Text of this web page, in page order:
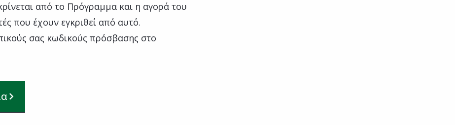
από το Πρόγραμμα και η αγορά του
που έχουν εγκριθεί από αυτό.
σας κωδικούς πρόσβασης στο